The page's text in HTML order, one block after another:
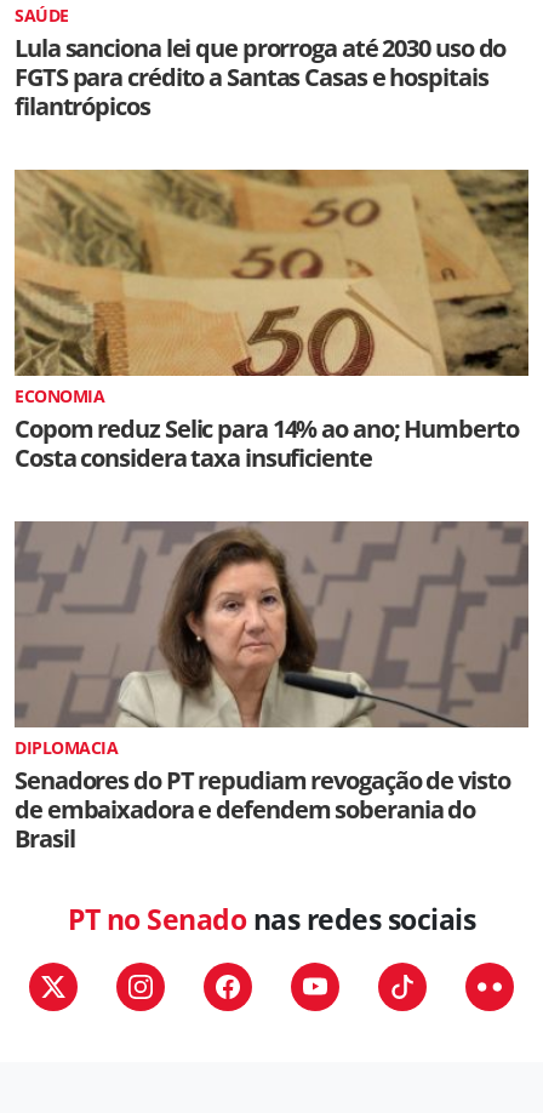
SAÚDE
Lula sanciona lei que prorroga até 2030 uso do
FGTS para crédito a Santas Casas e hospitais
filantrópicos
ECONOMIA
Copom reduz Selic para 14% ao ano; Humberto
Costa considera taxa insuficiente
DIPLOMACIA
Senadores do PT repudiam revogação de visto
de embaixadora e defendem soberania do
Brasil
PT no Senadonas redes sociais